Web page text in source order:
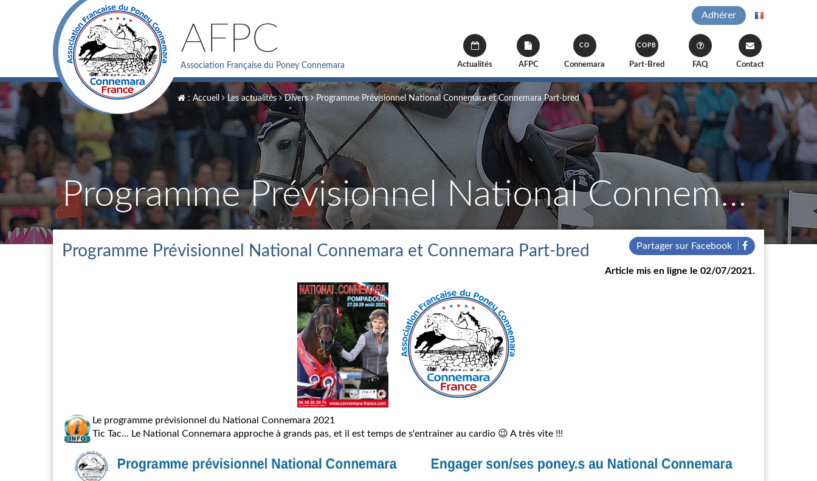
AFPC
Association Française du Poney Connemara
Adhérer
Actualités AFPC
CO
Connemara
COPB
Part-Bred FAQ Contact
: Accueil Les actualités Divers Programme Prévisionnel National Connemara et Connemara Part-bred
Programme Prévisionnel National Connemara et Connemara Part-bred
Partager sur Facebook
Programme Prévisionnel National Connemara et Connemara Part-bred
Article mis en ligne le 02/07/2021.
Le programme prévisionnel du National Connemara 2021
Tic Tac... Le National Connemara approche à grands pas, et il est temps de s'entrainer au cardio 😉 A très vite !!!